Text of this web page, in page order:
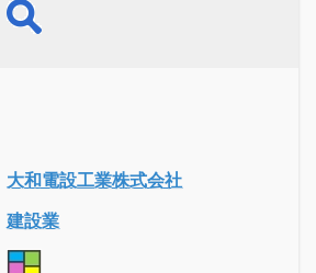
大和電設工業株式会社
建設業